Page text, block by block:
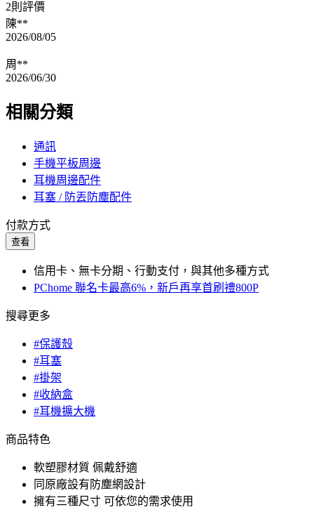
2則評價
陳**
2026/08/05
周**
2026/06/30
相關分類
通訊
手機平板周邊
耳機周邊配件
耳塞 / 防丟防塵配件
付款方式
查看
信用卡、無卡分期、行動支付，與其他多種方式
PChome 聯名卡最高6%，新戶再享首刷禮800P
搜尋更多
#保護殼
#耳塞
#掛架
#收納盒
#耳機擴大機
商品特色
軟塑膠材質 佩戴舒適
同原廠設有防塵網設計
擁有三種尺寸 可依您的需求使用